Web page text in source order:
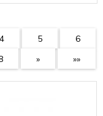
4 5
6
» »»